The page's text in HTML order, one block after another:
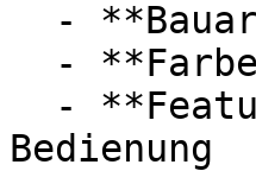
Bedienung